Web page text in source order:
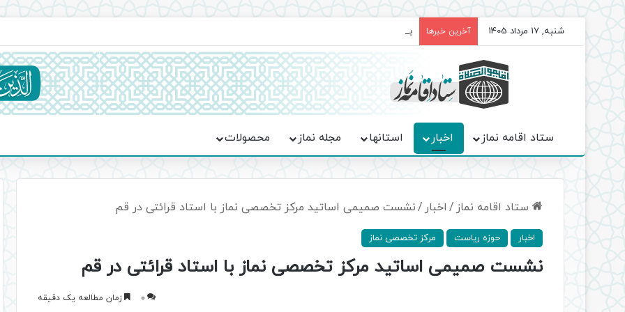
شنبه, 17 مرداد 1405 آخرین خبرها برگزاری باشکوه نمازهای جماعت در موکب فاطمه الزهرا (س)
ستاد اقامه نماز اخبار استانها مجله نماز محصولات
ستاد اقامه نماز / اخبار /نشست صمیمی اساتید مرکز تخصصی نماز با استاد قرائتی در قم
اخبار حوزه ریاست مرکز تخصصی نماز
نشست صمیمی اساتید مرکز تخصصی نماز با استاد قرائتی در قم
0 زمان مطالعه یک دقیقه